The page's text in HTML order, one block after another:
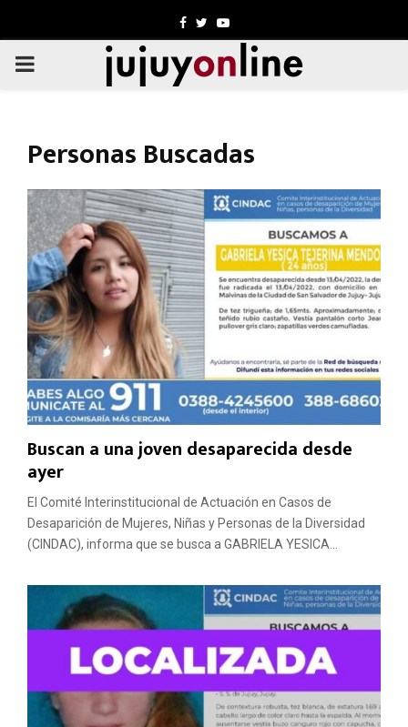
Facebook
TwitterYoutube
PRIMARY
Personas Buscadas
Buscan a una joven desaparecida desde
ayer
El Comité Interinstitucional de Actuación en Casos de
Desaparición de Mujeres, Niñas y Personas de la Diversidad
(CINDAC), informa que se busca a GABRIELA YESICA...